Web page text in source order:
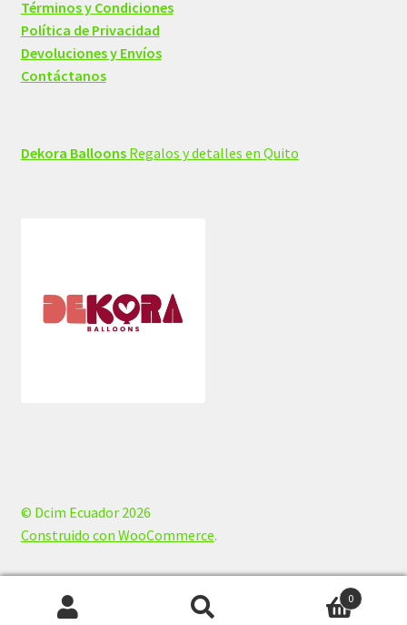
Términos y Condiciones
Política de Privacidad
Devoluciones y Envíos
Contáctanos
Dekora BalloonsRegalos y detalles en Quito
© Dcim Ecuador 2026
Construido con WooCommerce.
0